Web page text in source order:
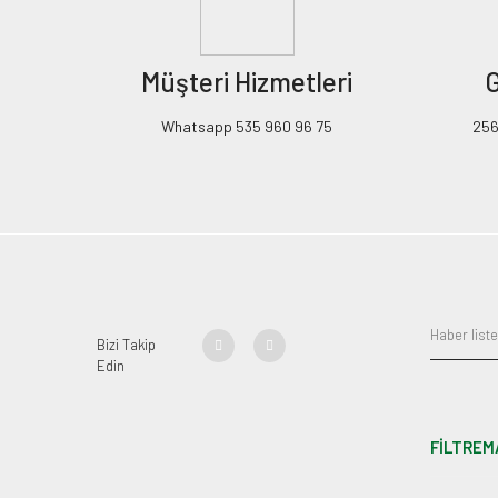
Müşteri Hizmetleri
Whatsapp 535 960 96 75
Bizi Takip
Edin